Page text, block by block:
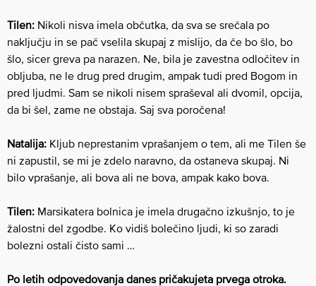
Tilen: Nikoli nisva imela občutka, da sva se srečala po
naključju in se pač vselila skupaj z mislijo, da če bo šlo, bo
šlo, sicer greva pa narazen. Ne, bila je zavestna odločitev in
obljuba, ne le drug pred drugim, ampak tudi pred Bogom in
pred ljudmi. Sam se nikoli nisem spraševal ali dvomil, opcija,
da bi šel, zame ne obstaja. Saj sva poročena!
Natalija: Kljub neprestanim vprašanjem o tem, ali me Tilen še
ni zapustil, se mi je zdelo naravno, da ostaneva skupaj. Ni
bilo vprašanje, ali bova ali ne bova, ampak kako bova.
Tilen: Marsikatera bolnica je imela drugačno izkušnjo, to je
žalostni del zgodbe. Ko vidiš bolečino ljudi, ki so zaradi
bolezni ostali čisto sami …
Po letih odpovedovanja danes pričakujeta prvega otroka.